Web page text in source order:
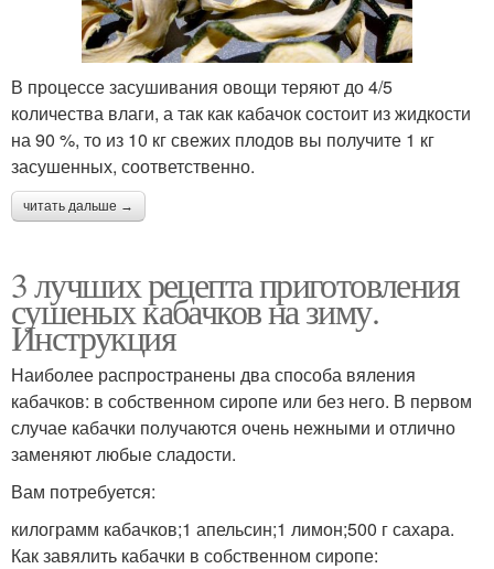
В процессе засушивания овощи теряют до 4/5
количества влаги, а так как кабачок состоит из жидкости
на 90 %, то из 10 кг свежих плодов вы получите 1 кг
засушенных, соответственно.
читать дальше →
3 лучших рецепта приготовления
сушеных кабачков на зиму.
Инструкция
Наиболее распространены два способа вяления
кабачков: в собственном сиропе или без него. В первом
случае кабачки получаются очень нежными и отлично
заменяют любые сладости.
Вам потребуется:
килограмм кабачков;1 апельсин;1 лимон;500 г сахара.
Как завялить кабачки в собственном сиропе: